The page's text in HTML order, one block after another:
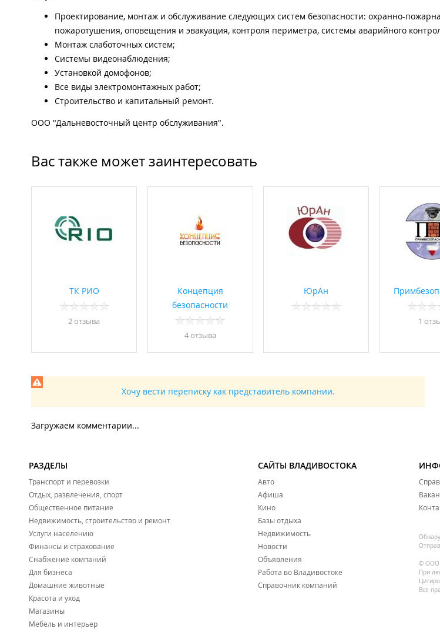
Проектирование, монтаж и обслуживание следующих систем безопасности: охранно-
пожаротушения, оповещения и эвакуация, контроля периметра, системы аварийного
Монтаж слаботочных систем;
Системы видеонаблюдения;
Установкой домофонов;
Все виды электромонтажных работ;
Строительство и капитальный ремонт.
ООО "Дальневосточный центр обслуживания".
Вас также может заинтересовать
ТК РИО
2 отзывa
Концепция
безопасности
4 отзывa
ЮрАн
1
Хочу вести переписку как представитель компании.
Загружаем комментарии...
РАЗДЕЛЫ
Транспорт и перевозки
Отдых, развлечения, спорт
Общественное питание
Недвижимость, строительство и ремонт
Услуги населению
Финансы и страхование
Снабжение компаний
Для бизнеса
Домашние животные
Красота и уход
Магазины
Мебель и интерьер
САЙТЫ ВЛАДИВОСТОКА
Авто
Афиша
Кино
Базы отдыха
Недвижимость
Новости
Объявления
Работа во Владивостоке
Справочник компаний
© ООО
При
Все